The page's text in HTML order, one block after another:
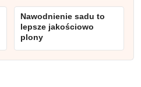
Nawodnienie sadu to
lepsze jakościowo
plony